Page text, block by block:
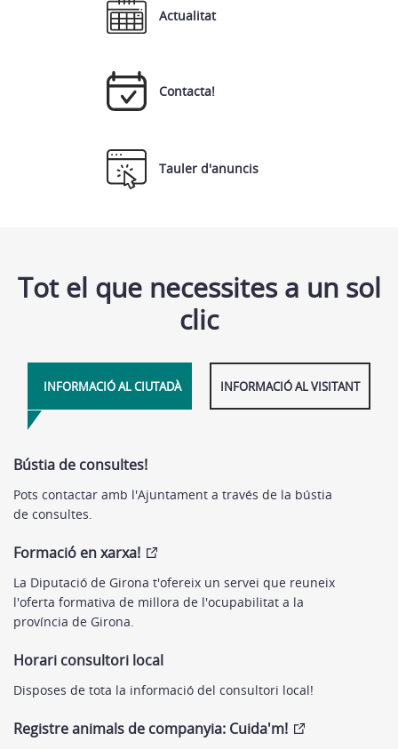
Actualitat
Contacta!
Tauler d'anuncis
Tot el que necessites a un sol
clic
INFORMACIÓ AL CIUTADÀ INFORMACIÓ AL VISITANT
Bústia de consultes!
Pots contactar amb l'Ajuntament a través de la bústia
de consultes.
Formació en xarxa!
La Diputació de Girona t'ofereix un servei que reuneix
l'oferta formativa de millora de l'ocupabilitat a la
província de Girona.
Horari consultori local
Disposes de tota la informació del consultori local!
Registre animals de companyia: Cuida'm!